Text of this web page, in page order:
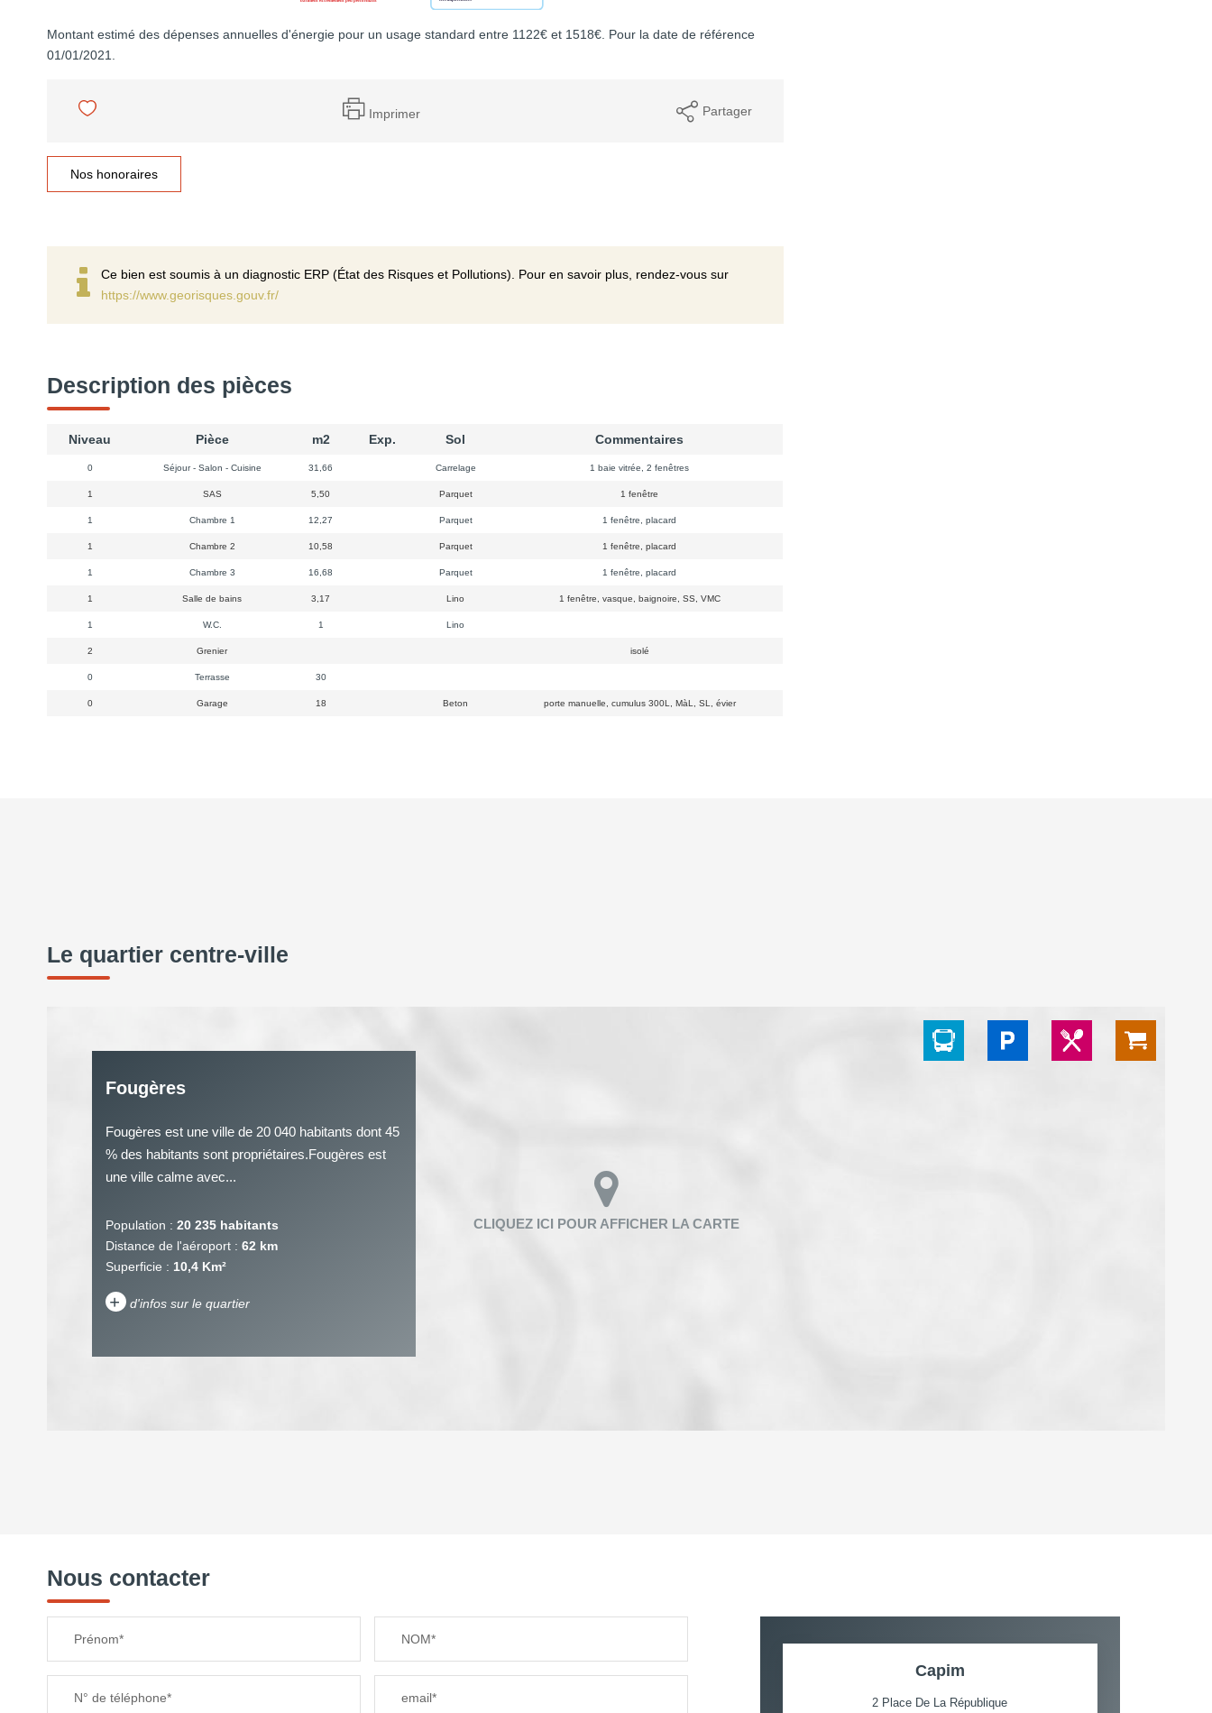
Montant estimé des dépenses annuelles d'énergie pour un usage standard entre 1122€ et 1518€. Pour la date de référence
01/01/2021.
Imprimer Partager
Nos honoraires
Ce bien est soumis à un diagnostic ERP (État des Risques et Pollutions). Pour en savoir plus, rendez-vous sur
https://www.georisques.gouv.fr/
Description des pièces
Niveau Pièce m2 Exp. Sol Commentaires
0 Séjour - Salon - Cuisine 31,66 Carrelage 1 baie vitrée, 2 fenêtres
1 SAS 5,50 Parquet 1 fenêtre
1 Chambre 1 12,27 Parquet 1 fenêtre, placard
1 Chambre 2 10,58 Parquet 1 fenêtre, placard
1 Chambre 3 16,68 Parquet 1 fenêtre, placard
1 Salle de bains 3,17 Lino 1 fenêtre, vasque, baignoire, SS, VMC
1 W.C. 1 Lino
2 Grenier isolé
0 Terrasse 30
0 Garage 18 Beton porte manuelle, cumulus 300L, MàL, SL, évier
Le quartier centre-ville
Fougères
Fougères est une ville de 20 040 habitants dont 45
% des habitants sont propriétaires.Fougères est
une ville calme avec...
Population : 20 235 habitants
Distance de l'aéroport : 62 km
Superficie : 10,4 Km²
+ d'infos sur le quartier
TAXE FONCIÈRE
Nous contacter
Prénom* NOM*
N° de téléphone* email*
Capim
2 Place De La République